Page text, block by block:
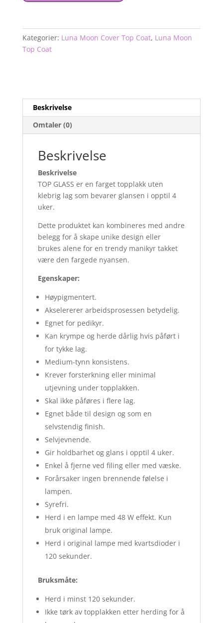
№11
13ml
antall
Kategorier: Luna Moon Cover Top Coat, Luna Moon
Top Coat
Beskrivelse
Omtaler (0)
Beskrivelse
Beskrivelse
TOP GLASS er en farget topplakk uten
klebrig lag som bevarer glansen i opptil 4
uker.
Dette produktet kan kombineres med andre
belegg for å skape unike design eller
brukes alene for en trendy manikyr takket
være den fargede nyansen.
Egenskaper:
Høypigmentert.
Akselererer arbeidsprosessen betydelig.
Egnet for pedikyr.
Kan krympe og herde dårlig hvis påført i
for tykke lag.
Medium-tynn konsistens.
Krever forsterkning eller minimal
utjevning under topplakken.
Skal ikke påføres i flere lag.
Egnet både til design og som en
selvstendig finish.
Selvjevnende.
Gir holdbarhet og glans i opptil 4 uker.
Enkel å fjerne ved filing eller med væske.
Forårsaker ingen brennende følelse i
lampen.
Syrefri.
Herd i en lampe med 48 W effekt. Kun
bruk original lampe.
Herd i original lampe med kvartsdioder i
120 sekunder.
Bruksmåte:
Herd i minst 120 sekunder.
Ikke tørk av topplakken etter herding for å